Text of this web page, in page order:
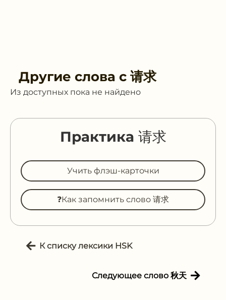
Другие слова с 请求
Из доступных пока не найдено
Практика 请求
Учить флэш-карточки
❓Как запомнить слово 请求
К списку лексики HSK
Следующее слово 秋天